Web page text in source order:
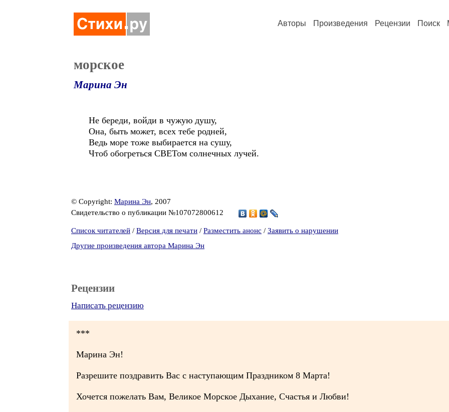
Авторы Произведения Рецензии Поиск
морское
Марина Эн
Не береди, войди в чужую душу,
Она, быть может, всех тебе родней,
Ведь море тоже выбирается на сушу,
Чтоб обогреться СВЕТом солнечных лучей.
© Copyright: Марина Эн, 2007
Свидетельство о публикации №107072800612
Список читателей / Версия для печати / Разместить анонс / Заявить о нарушении
Другие произведения автора Марина Эн
Рецензии
Написать рецензию
***
Марина Эн!
Разрешите поздравить Вас с наступающим Праздником 8 Марта!
Хочется пожелать Вам, Великое Морское Дыхание, Счастья и Любви!